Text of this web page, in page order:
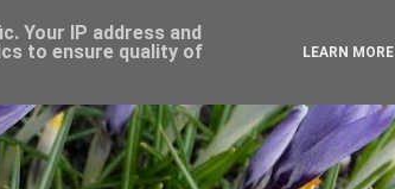
Your IP address and
to ensure quality of
LEARN MORE